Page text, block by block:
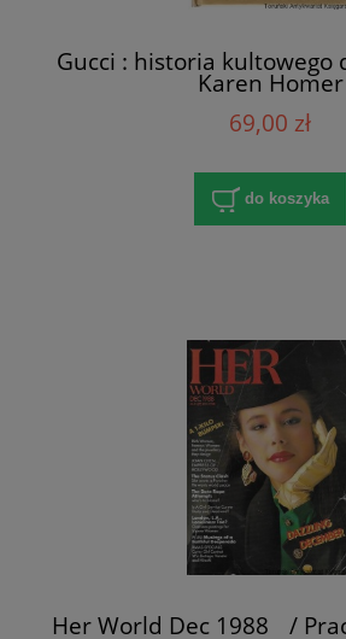
Gucci : historia kultowego
Karen Homer
69,00 zł
do koszyka
Her World Dec 1988 /